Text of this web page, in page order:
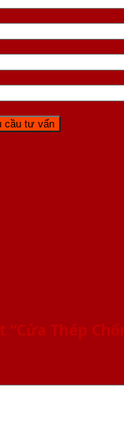
Thép